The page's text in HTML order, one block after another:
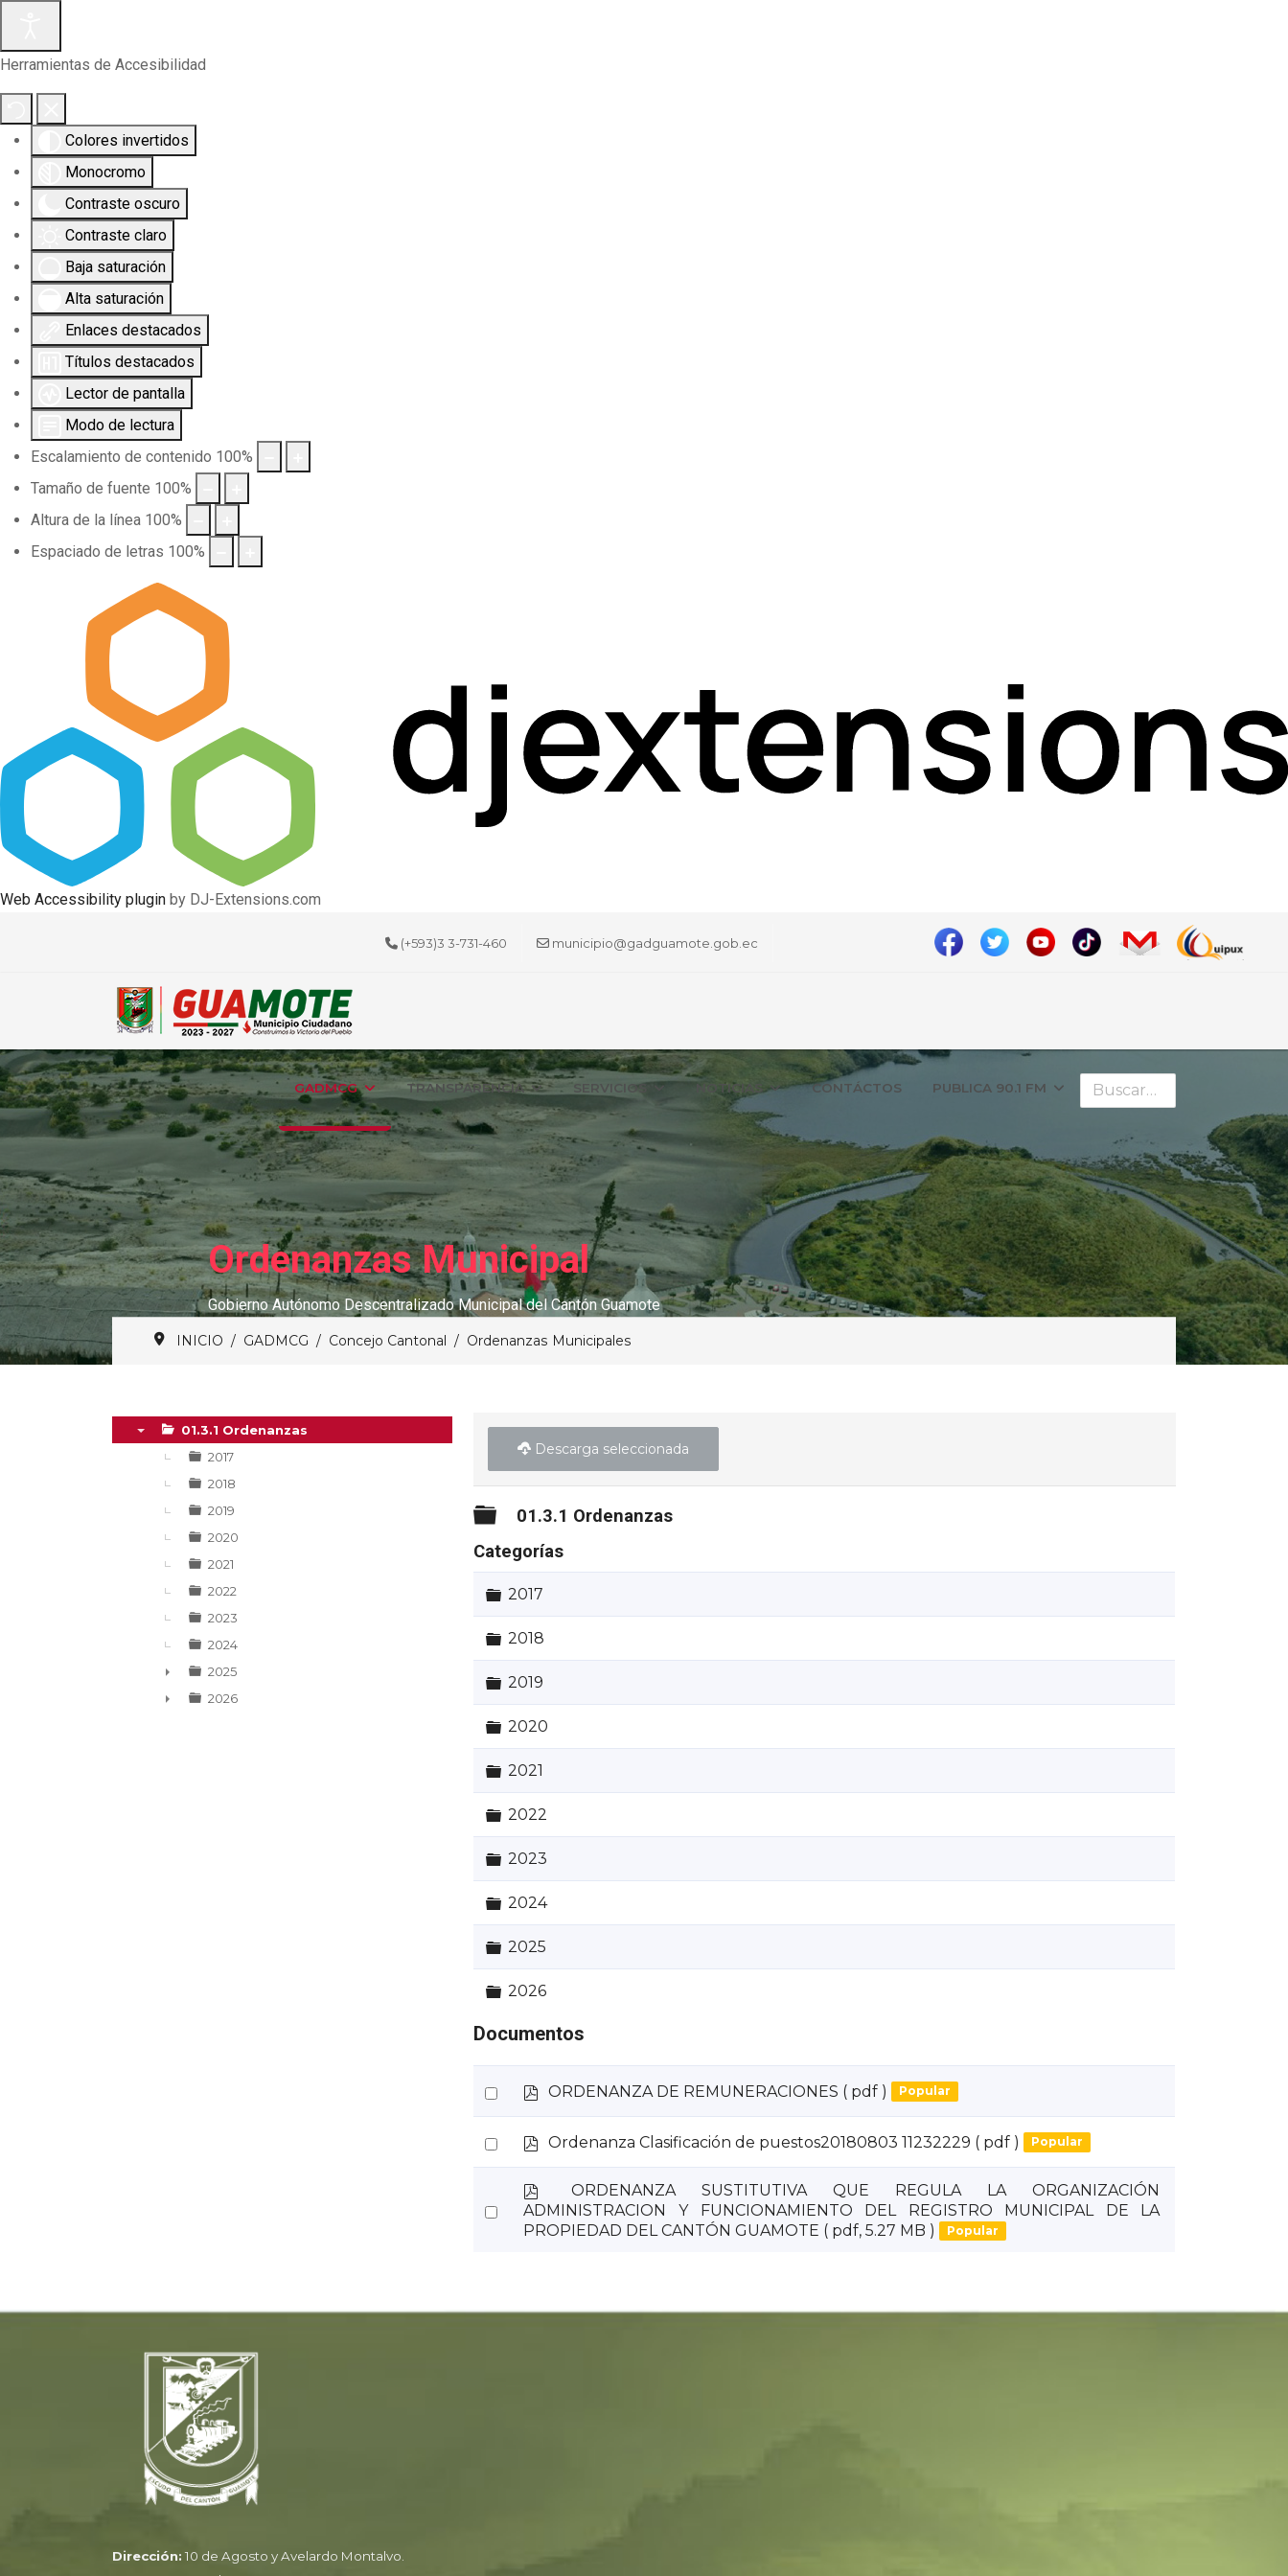
Herramientas de Accesibilidad
Colores invertidos
Monocromo
Contraste oscuro
Contraste claro
Baja saturación
Alta saturación
Enlaces destacados
Títulos destacados
Lector de pantalla
Modo de lectura
Escalamiento de contenido 100%
Tamaño de fuente 100%
Altura de la línea 100%
Espaciado de letras 100%
Web Accessibility plugin by DJ-Extensions.com
(+593)3 3-731-460 municipio@gadguamote.gob.ec
GADMCG TRANSPARENCIA SERVICIOS NOTICIAS CONTÁCTOS PUBLICA 90.1 FM Buscar
Ordenanzas Municipal
Gobierno Autónomo Descentralizado Municipal del Cantón Guamote
INICIO GADMCG Concejo Cantonal Ordenanzas Municipales
01.3.1 Ordenanzas
2017
2018
2019
2020
2021
2022
2023
2024
►
2025
2026
Descarga seleccionada
Carpeta
01.3.1 Ordenanzas
Categorías
Carpeta
2017
Carpeta
2018
Carpeta
2019
Carpeta
2020
Carpeta
2021
Carpeta
2022
Carpeta
2023
Carpeta
2024
Carpeta
2025
Carpeta
2026
Documentos
Select
an
item
pORDENANZA DE REMUNERACIONES ( pdf ) Popular
Select
an
pOrdenanza Clasificación de puestos20180803 11232229 ( pdf ) Popular
Select
p
d
f
ORDENANZA SUSTITUTIVA QUE REGULA LA ORGANIZACIÓN
ADMINISTRACION Y FUNCIONAMIENTO DEL REGISTRO MUNICIPAL DE LA
PROPIEDAD DEL CANTÓN GUAMOTE ( pdf, 5.27 MB ) Popular
Dirección: 10 de Agosto y Avelardo Montalvo.